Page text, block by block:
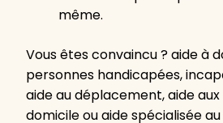
même.
Vous êtes convaincu ? aide à
personnes handicapées,
aide au déplacement, aide
domicile ou aide spécialisée